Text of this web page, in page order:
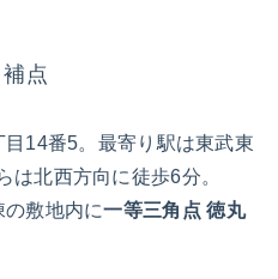
点
14番5。最寄り駅は東武東
は北西方向に徒歩6分。
の敷地内に一等三角点 徳丸